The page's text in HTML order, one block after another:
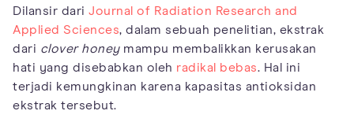
Dilansir dari Journal of Radiation Research and
Applied Sciences, dalam sebuah penelitian, ekstrak
dari clover honeymampu membalikkan kerusakan
hati yang disebabkan oleh radikal bebas. Hal ini
terjadi kemungkinan karena kapasitas antioksidan
ekstrak tersebut.